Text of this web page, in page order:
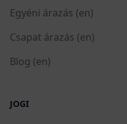
Egyéni árazás (en)
Csapat árazás (en)
Blog (en)
JOGI